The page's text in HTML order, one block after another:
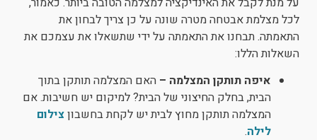
לכל מצלמת אבטחה מטרה שונה על כן צריך לבחון את
התאמתה. תבחנו את התאמתה על ידי שתשאלו את עצמכם את
השאלות הללו:
איפה תותקן המצלמה – האם המצלמה תותקן בתוך
הבית, בחלק החיצוני של הבית? למיקום יש חשיבות. אם
המצלמה תותקן מחוץ לבית יש לקחת בחשבוןצילום
לילה.